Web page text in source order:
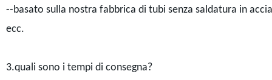
--basato sulla nostra fabbrica di tubi senza saldatura in
ecc.
3.quali sono i tempi di consegna?